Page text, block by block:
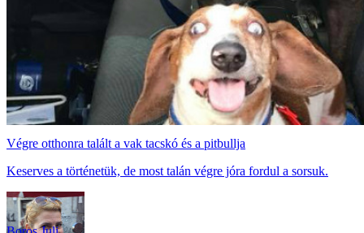
Végre otthonra talált a vak tacskó és a pitbullja
Keserves a történetük, de most talán végre jóra fordul a sorsuk.